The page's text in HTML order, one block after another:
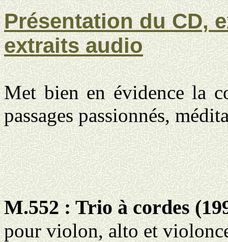
Présentation du CD,
extraits audio
Met bien en évidence la
passages passionnés,
M.552 : Trio à cordes
pour violon, alto et